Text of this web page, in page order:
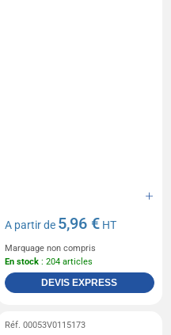
A partir de 5,96 € HT
Marquage non compris
En stock : 204 articles
DEVIS EXPRESS
Réf. 00053V0115173